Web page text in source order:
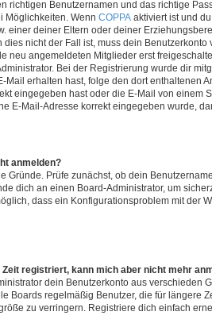
richtigen Benutzernamen und das richtige
Möglichkeiten. Wenn COPPA aktiviert ist und
einer deiner Eltern oder deiner
dies nicht der Fall ist, muss dein
neu angemeldeten Mitglieder erst
Bei der Registrierung wurde dir
Mail erhalten hast, folge den dort enthaltenen
eingegeben hast oder die E-Mail von einem
E-Mail-Adresse korrekt eingegeben wurde,
anmelden?
Gründe. Prüfe zunächst, ob dein
dich an einen Board-Administrator, um
dass ein Konfigurationsproblem mit der
registriert, kann mich aber nicht mehr
dein Benutzerkonto aus verschieden
Boards regelmäßig Benutzer, die für längere
zu verringern. Registriere dich einfach